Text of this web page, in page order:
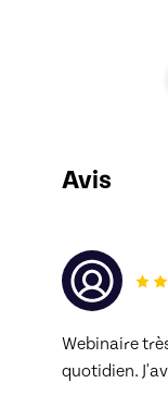
Avis
Webinaire
quotidien.